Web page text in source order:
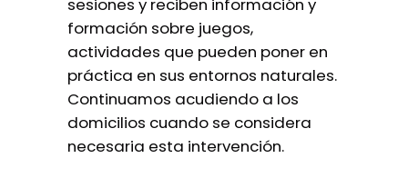
sesiones y reciben información y
formación sobre juegos,
actividades que pueden poner en
práctica en sus entornos naturales.
Continuamos acudiendo a los
domicilios cuando se considera
necesaria esta intervención.